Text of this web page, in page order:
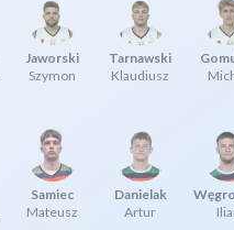
Jaworski
Szymon
Tarnawski
Klaudiusz
Samiec
Mateusz
Danielak
Artur